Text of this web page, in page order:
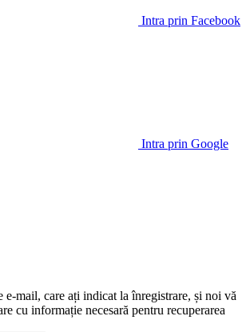
Intra prin Facebook
Intra prin Google
e-mail, care ați indicat la înregistrare, și noi vă
cu informație necesară pentru recuperarea